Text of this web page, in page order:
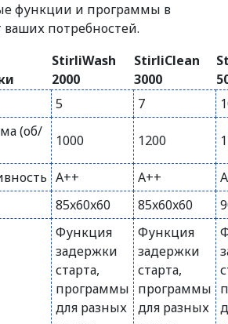
функции и программы в
ваших потребностей.
StirliWash
2000
StirliClean
3000
5 7
(об/
1000 1200
A++ A++
85x60x60 85x60x60
Функция
задержки
старта,
программы
для разных
Функция
задержки
старта,
программы
для разных